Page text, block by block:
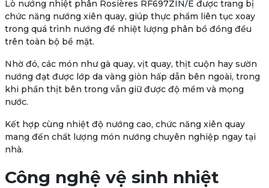
Lò nướng nhiệt phân Rosières RF697ZIN/E được trang bị
chức năng nướng xiên quay, giúp thực phẩm liên tục xoay
trong quá trình nướng để nhiệt lượng phân bổ đồng đều
trên toàn bộ bề mặt.
Nhờ đó, các món như gà quay, vịt quay, thịt cuộn hay sườn
nướng đạt được lớp da vàng giòn hấp dẫn bên ngoài, trong
khi phần thịt bên trong vẫn giữ được độ mềm và mọng
nước.
Kết hợp cùng nhiệt độ nướng cao, chức năng xiên quay
mang đến chất lượng món nướng chuyên nghiệp ngay tại
nhà.
Công nghệ vệ sinh nhiệt